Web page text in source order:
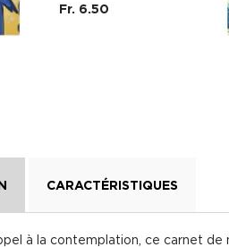
Fr. 6.50
CARACTÉRISTIQUES
à la contemplation, ce carnet